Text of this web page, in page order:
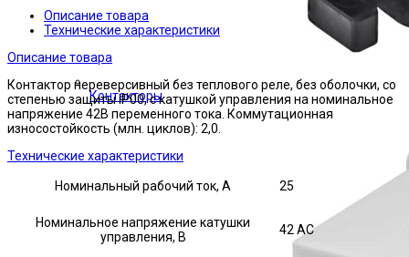
Контакторы
Описание товара
Технические характеристики
Описание товара
Контактор нереверсивный без теплового реле, без оболочки, со
степенью защиты IP00, с катушкой управления на номинальное
напряжение 42В переменного тока. Коммутационная
износостойкость (млн. циклов): 2,0.
Технические характеристики
Номинальный рабочий ток, А 25
Номинальное напряжение катушки
управления, В
42 AC